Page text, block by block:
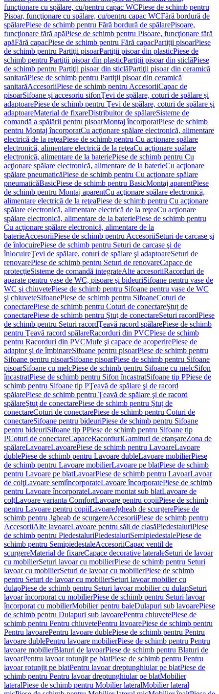
funcţionare cu spălare, cu/pentru capac WCPiese de schimb pentru
Pisoar, funcţionare cu spălare, cu/pentru capac WCFără bordură de
spălarePiese de schimb pentru Fără bordură de spălarePisoare,
funcţionare fără apăPiese de schimb pentru Pisoare, funcţionare fără
apăFără capacPiese de schimb pentru Fără capacPartiţii pisoarPiese
de schimb pentru Partiţii pisoarPartiţii pisoar din plasticPiese de
schimb pentru Partiţii pisoar din plasticPartiţii pisoar din sticlăPiese
de schimb pentru Partiţii pisoar din sticlăPartiţii pisoar din ceramică
sanitarăPiese de schimb pentru Partiţii pisoar din ceramică
sanitarăAccesoriiPiese de schimb pentru AccesoriiCapac de
pisoarSifoane şi accesoriu sifonŢevi de spălare, coturi de spălare şi
adaptoarePiese de schimb pentru Ţevi de spălare, coturi de spălare şi
adaptoareMaterial de fixareDistribuitor de spălareSisteme de
comandă a spălării pentru pisoarMontaj încorporatPiese de schimb
pentru Montaj încorporatCu acţionare spălare electronică, alimentare
electrică de la reţeaPiese de schimb pentru Cu acţionare spălare
electronică, alimentare electrică de la reţeaCu acţionare spălare
electronică, alimentare de la bateriePiese de schimb pentru Cu
acţionare spălare electronică, alimentare de la baterieCu acţionare
spălare pneumaticăPiese de schimb pentru Cu acţionare spălare
pneumaticăBasicPiese de schimb pentru BasicMontaj aparentPiese
de schimb pentru Montaj aparentCu acţionare spălare electronică,
alimentare electrică de la reţeaPiese de schimb pentru Cu acţionare
spălare electronică, alimentare electrică de la reţeaCu acţionare
spălare electronică, alimentare de la bateriePiese de schimb pentru
Cu acţionare spălare electronică, alimentare de la
baterieAccesoriiPiese de schimb pentru AccesoriiSeturi de carcase şi
de înlocuirePiese de schimb pentru Seturi de carcase şi de
înlocuireŢevi de spălare, coturi de spălare şi adaptoareSeturi de
renovarePiese de schimb pentru Seturi de renovareCapace de
protecţieSisteme de comandă integrateAlte accesoriiRacorduri de
aparate pentru vase de WC, pisoare şi bideuriSifoane pentru vase de
WC şi chiuvetePiese de schimb pentru Sifoane pentru vase de WC
şi chiuveteSifoanePiese de schimb pentru SifoaneCoturi de
conectarePiese de schimb pentru Coturi de conectareŞtuţ de
conectarePiese de schimb pentru Ştuţ de conectareSeturi racordPiese
de schimb pentru Seturi racordŢeavă racord spălarePiese de schimb
pentru Ţeavă racord spălareRacorduri din PVCPiese de schimb
pentru Racorduri din PVCMufe şi capace de acoperirePiese de
adaptor şi de îmbinareSifoane pentru pisoarPiese de schimb pentru
Sifoane pentru pisoarSifoane pisoarPiese de schimb pentru Sifoane
pisoarSifoane cu melcPiese de schimb pentru Sifoane cu melcSifon
încastratPiese de schimb pentru Sifon încastratSifoane tip PPiese de
schimb pentru Sifoane tip PŢeavă de spălare şi de racord
spălarePiese de schimb pentru Ţeavă de spălare şi de racord
spălareŞtuţ de conectarePiese de schimb pentru Ştuţ de
conectareCoturi de conectarePiese de schimb pentru Coturi de
conectareSifoane pentru bideuriPiese de schimb pentru Sifoane
pentru bideuriSifoane tip PPiese de schimb pentru Sifoane tip
PCoturi de conectareCapaceRacorduriGarnituri de etanşareZona de
spălareLavoareLavoarePiese de schimb pentru LavoareLavoare
dublePiese de schimb pentru Lavoare dubleLavoare mobilierPiese
de schimb pentru Lavoare mobilierLavoare pe blatPiese de schimb
pentru Lavoare pe blatLavoarPiese de schimb pentru LavoarLavoar
de colţLavoare semiîncorporateLavoare încorporatePiese de schimb
pentru Lavoare încorporateLavoare montat sub blatLavoare de
colţLavoare varianta ComfortLavoare pentru copiiPiese de schimb
pentru Lavoare pentru copiiLavoareJgheab de scurgerePiese de
schimb pentru Jgheab de scurgereAccesoriiPiese de schimb pentru
AccesoriiAlte lavoareLavoare pentru săli de clasăPiedestaluriPiese
de schimb pentru PiedestaluriPiedestaluriSemipiedestalePiese de
schimb pentru SemipiedestaleAccesoriiCapac ventil de
scurgereMaterial de fixareCapace decorative lateraleSeturi de lavoar
cu mobilierSeturi lavoar cu mobilierPiese de schimb pentru Seturi
lavoar cu mobilierSeturi de lavoar cu mobilierPiese de schimb
pentru Seturi de lavoar cu mobilierSeturi lavoar mobilier cu
dulapPiese de schimb pentru Seturi lavoar mobilier cu dulapSeturi
lavoar încorporat cu mobilierPiese de schimb pentru Seturi lavoar
încorporat cu mobilierMobilier pentru baieDulapuri sub lavoarePiese
de schimb pentru Dulapuri sub lavoarePentru chiuvetePiese de
schimb pentru Pentru chiuvetePentru lavoarePiese de schimb pentru
Pentru lavoarePentru lavoare dublePiese de schimb pentru Pentru
lavoare dublePentru lavoare mobilierPiese de schimb pentru Pentru
lavoare mobilierBlaturi de lavoarPiese de schimb pentru Blaturi de
lavoarPentru lavoar rotunjit pe blatPiese de schimb pentru Pentru
lavoar rotunjit pe blatPentru lavoar dreptunghiular pe blatPiese de
schimb pentru Pentru lavoar dreptunghiular pe blatMobilier
lateralPiese de schimb pentru Mobilier lateralMobilier lateral